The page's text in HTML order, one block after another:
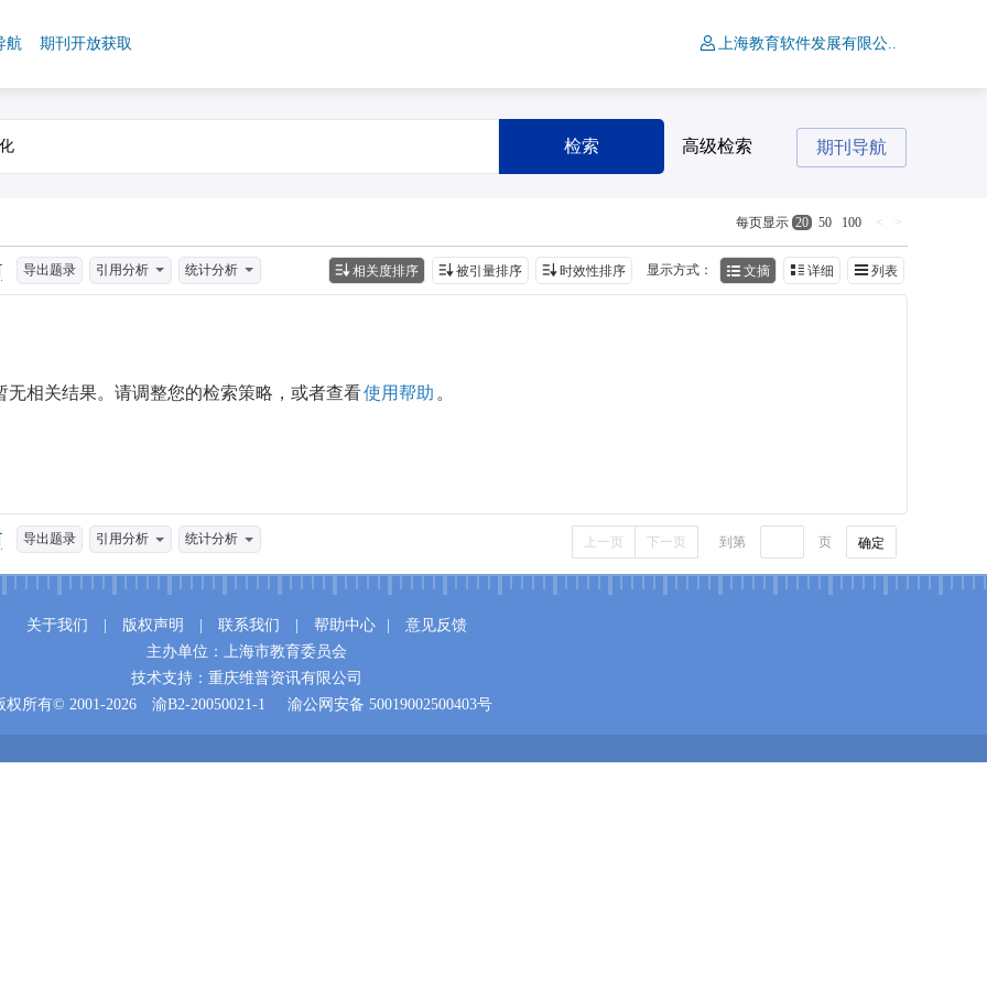
航 期刊开放获取 上海教育软件发展有限公..
检索 高级检索 期刊导航
< >
每页显示 20 50 100
导出题录 引用分析 统计分析 显示方式： 文摘 详细 列表
相关度排序 被引量排序 时效性排序
无相关结果。请调整您的检索策略，或者查看使用帮助 。
导出题录 引用分析 统计分析 上一页 下一页 到第 页 确定
关于我们 版权声明 联系我们 帮助中心
意见反馈
主办单位：上海市教育委员会
技术支持：重庆维普资讯有限公司
权所有© 2001-2026
渝B2-20050021-1 渝公网安备 50019002500403号